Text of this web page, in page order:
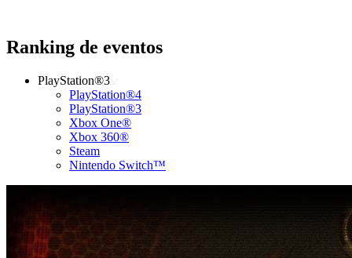
Ranking de eventos
PlayStation®3
PlayStation®4
PlayStation®3
Xbox One®
Xbox 360®
Steam
Nintendo Switch™